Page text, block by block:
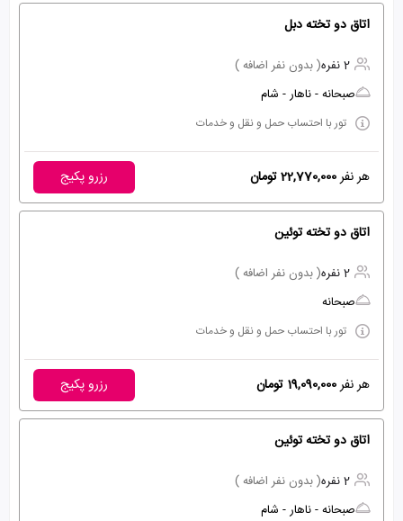
اتاق دو تخته دبل
2 نفره
( بدون نفر اضافه )
صبحانه - ناهار - شام
تور با احتساب حمل و نقل و خدمات
هر نفر22,770,000 تومان رزرو پکیج
اتاق دو تخته توئین
2 نفره
( بدون نفر اضافه )
صبحانه
تور با احتساب حمل و نقل و خدمات
هر نفر19,090,000 تومان رزرو پکیج
اتاق دو تخته توئین
2 نفره
( بدون نفر اضافه )
صبحانه - ناهار - شام